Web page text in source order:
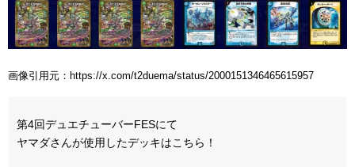
画像引用元：https://x.com/t2duema/status/2000151346465615957
第4回デュエチューバーFESにて
ヤマダさんが使用したデッキはこちら！